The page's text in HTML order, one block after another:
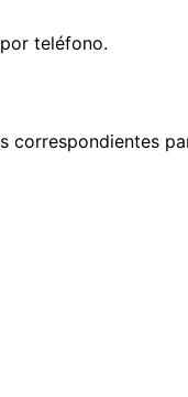
teléfono.
correspondientes